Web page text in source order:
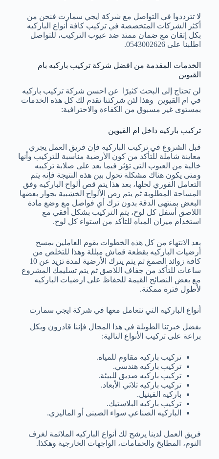
لا تترددوا في التواصل مع شركة ايجي سمارت فنحن من
أكثر الشركات المتخصصة في تركيب كافة أنواع الباركيه
بكل إتقان مع ضمان ممتد ضد عيوب التركيب، للتواصل
اطلبنا على 0543002626.
الخدمات المقدمة من افضل شركة تركيب باركيه بام
القيوين
لن تحتاج إلى البحث كثيرًا عن احسن شركة تركيب باركيه
في ام القيوين وهذا لئن شركتنا تقدم لك كل هذه الخدمات
بمستوى غير مسبوق من الكفاءة والاحترافية:
تركيب باركيه داخل ام القيوين
قبل الشروع في تركيب الباركيه فإن فريق العمل يجري
معاينة شاملة للتأكد من كون الأرضية مناسبة للتركيب وأنها
خالية من العيوب التي تؤثر فيما بعد على صلابة تركيبه
ومتى يكون هناك مشكلة تحول بين هذه النتيجة فإنه يتم
التعامل الفوري لحلها، بعد هذا يتم قص ألواح الباركيه وفق
المساحة المطلوبة ثم يتم رص الألواح الخشبية بجوار بعضها
البعض بمنتهى الدقة بدون ترك أي فواصل مع وضع مادة
اللاصق أسفل كل لوح، يتم التركيب بشكل أفقي مع
استخدام ميزان المياه للتأكد من استواء كل لوح.
بعد الانتهاء من كل هذه الخطوات يقوم العاملين بمسح
أرضيات الباركيه بقطعة قماش مبللة وهذا للتخلص من
كافة زوائد الصمغ ثم يتم يترك الأرضية لمدة تزيد عن 10
ساعات للتأكد من جفاف اللاصق ثم يتم تسليمك المشروع
مع بعض النصائح القيمة للحفاظ على ارضيات الباركيه
لأطول فترة ممكنة.
أنواع الباركيه التي نتعامل معها في شركة ايجي سمارت
بفضل خبرتنا الطويلة في هذا المجال فإننا قادرون وبكل
براعة على تركيب الأنواع التالية:
تركيب باركيه مقاوم للمياه.
تركيب باركيه هندسي.
تركيب باركيه صديق للبيئة.
تركيب باركيه ثلاثي الأبعاد.
باركيه الفينيل.
تركيب باركيه البلاستيك.
الباركيه الصناعي سواء الصينى أو الماليزي.
فريق العمل لدينا يرشح لك أنواع الباركيه الملائمة لغرف
النوم، المطابخ والحمامات، الواجهات الخارجية وهكذا.